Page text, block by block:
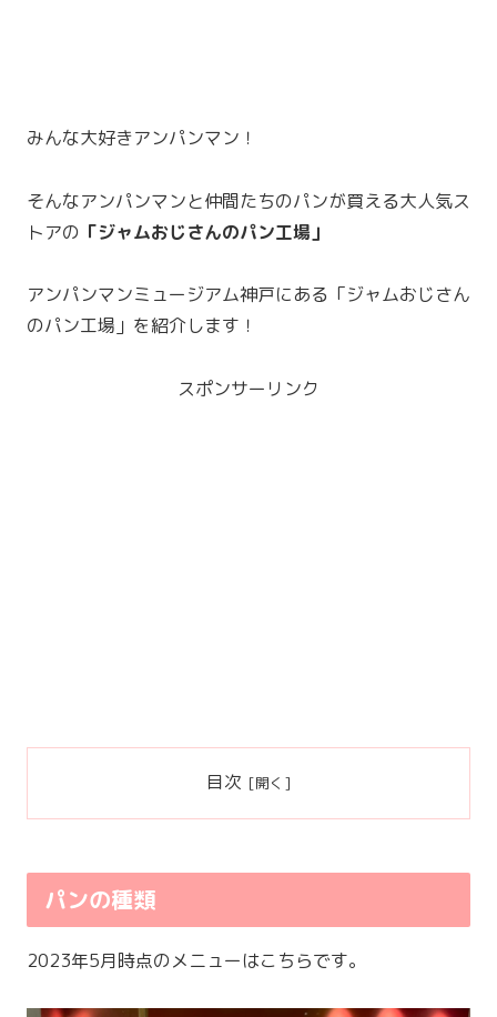
みんな大好きアンパンマン！
そんなアンパンマンと仲間たちのパンが買える大人気ス
トアの 「ジャムおじさんのパン工場」
アンパンマンミュージアム神戸にある「ジャムおじさん
のパン工場」を紹介します！
スポンサーリンク
目次
パンの種類
2023年5月時点のメニューはこちらです。